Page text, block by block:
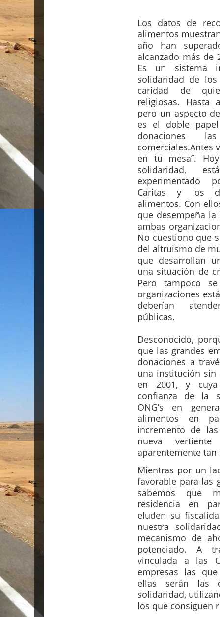
Los datos de
alimentos
año han
alcanzado más de
Es un sistema
solidaridad de
caridad de
religiosas. Hasta
pero un aspecto
es el doble
donaciones
comerciales.Antes
en tu mesa”.
solidaridad,
experimentado
Caritas y los
alimentos. Con
que desempeña
ambas
No cuestiono que
del altruismo de
que desarrollan
una situación de
Pero tampoco
organizaciones
deberían
públicas.
Desconocido,
que las grandes
donaciones a
una institución
en 2001, y
confianza de la
ONG’s en
alimentos en
incremento de
nueva
aparentemente
Mientras por un
favorable para las
sabemos que
residencia en
eluden su
nuestra
mecanismo de
potenciado. A
vinculada a las
empresas las
ellas serán las
solidaridad,
los que consiguen